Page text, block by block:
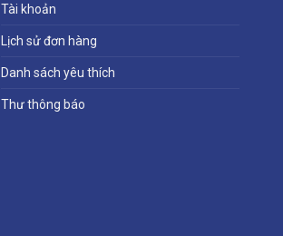
Tài khoản
Lịch sử đơn hàng
Danh sách yêu thích
Thư thông báo